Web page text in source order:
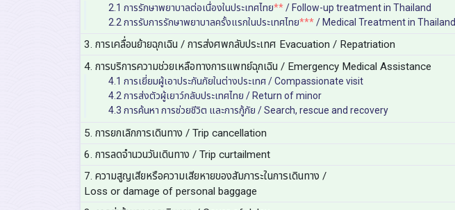
2.1 การรักษาพยาบาลต่อเนื่องในประเทศไทย**/ Follow-up treatment in Thailand
2.2 การรับการรักษาพยาบาลครั้งแรกในประเทศไทย***/ Medical Treatment in Thailand
3. การเคลื่อนย้ายฉุกเฉิน / การส่งศพกลับประเทศ Evacuation / Repatriation
4. การบริการความช่วยเหลือทางการแพทย์ฉุกเฉิน / Emergency Medical Assistance
4.1 การเยี่ยมผู้เอาประกันภัยในต่างประเทศ / Compassionate visit
4.2 การส่งตัวผู้เยาว์กลับประเทศไทย / Return of minor
4.3 การค้นหา การช่วยชีวิต และการกู้ภัย / Search, rescue and recovery
5. การยกเลิกการเดินทาง / Trip cancellation
6. การลดจำนวนวันเดินทาง / Trip curtailment
7. ความสูญเสียหรือความเสียหายของสัมภาระในการเดินทาง /
Loss or damage of personal baggage